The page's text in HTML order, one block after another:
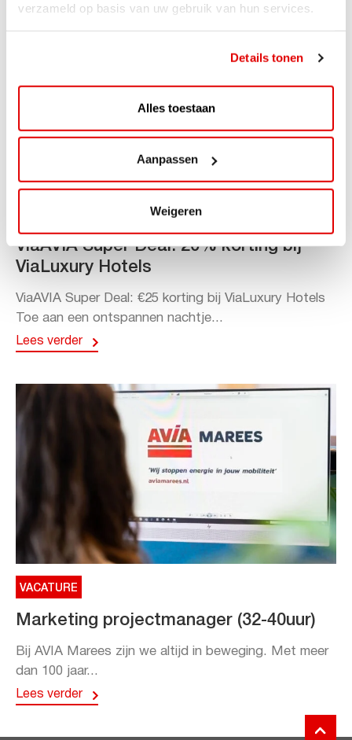
verzameld op basis van uw gebruik van hun services.
Details tonen
Alles toestaan
Aanpassen
Weigeren
ViaAVIA Super Deal: 20% korting bij
ViaLuxury Hotels
ViaAVIA Super Deal: €25 korting bij ViaLuxury Hotels
Toe aan een ontspannen nachtje...
Lees verder
VACATURE
Marketing projectmanager (32-40uur)
Bij AVIA Marees zijn we altijd in beweging. Met meer
dan 100 jaar...
Lees verder